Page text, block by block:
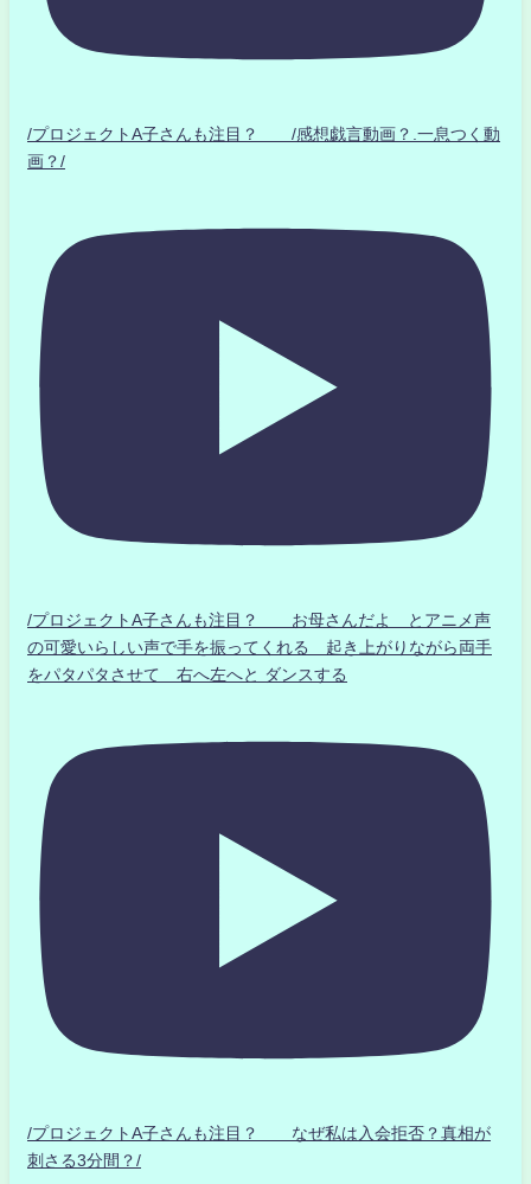
/プロジェクトA子さんも注目？ /感想戯言動画？.一息つく動
画？/
/プロジェクトA子さんも注目？ お母さんだよ とアニメ声
の可愛いらしい声で手を振ってくれる 起き上がりながら両手
をパタパタさせて 右へ左へと ダンスする
/プロジェクトA子さんも注目？ なぜ私は入会拒否？真相が
刺さる3分間？/